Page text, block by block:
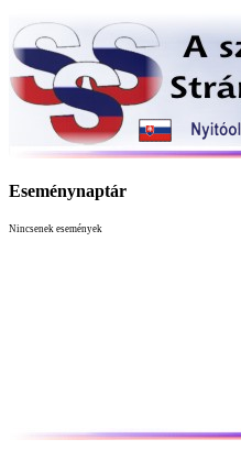
Eseménynaptár
Nincsenek események